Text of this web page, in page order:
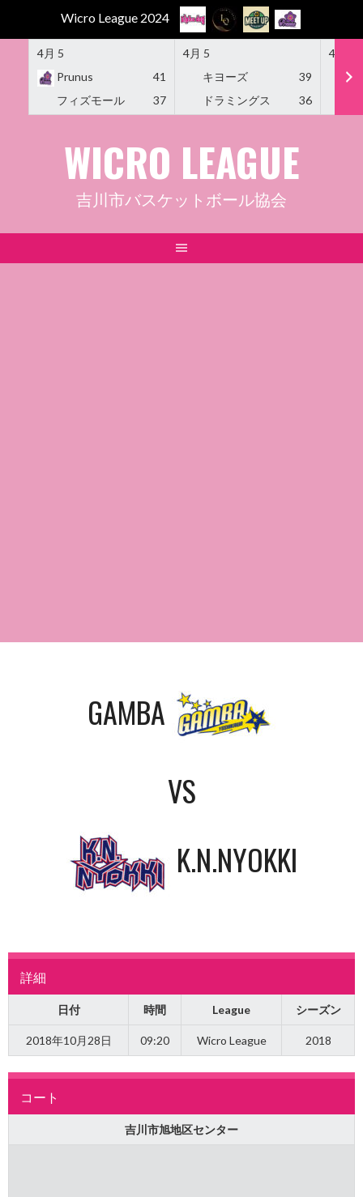
Wicro League 2024
4月 5
Prunus
41
フィズモール
37
4月 5
キヨーズ
39
ドラミングス
36
4月 5
WICRO LEAGUE
吉川市バスケットボール協会
GAMBA
VS
K.N.NYOKKI
詳細
日付 時間 League シーズン
2018年10月28日 09:20 Wicro League 2018
コート
吉川市旭地区センター